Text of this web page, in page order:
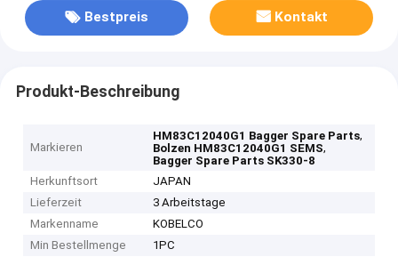
Bestpreis Kontakt
Produkt-Beschreibung
Markieren
HM83C12040G1 Bagger Spare Parts,
Bolzen HM83C12040G1 SEMS,
Bagger Spare Parts SK330-8
Herkunftsort
JAPAN
Lieferzeit
3 Arbeitstage
Markenname
KOBELCO
Min Bestellmenge
1PC